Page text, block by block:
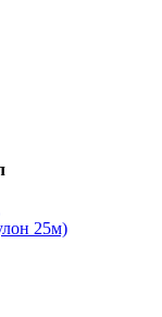
25м)